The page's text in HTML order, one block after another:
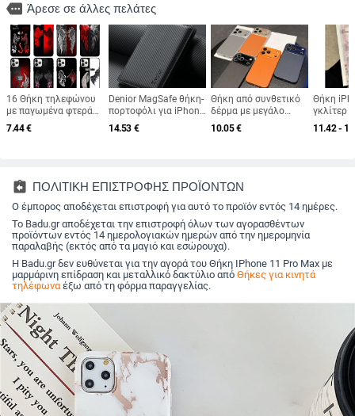
more Άρεσε σε άλλες πελάτες
16 Θήκη τηλεφώνου
με παγωμένα φτερά
αγγέλου για iPhone
15Pro Max με
πτώσεις 14
7.44€
Denior MagSafe θήκη-
πορτοφόλι για iPhone
12–16 — Χειροποίητο
συνθετικό δέρμα,
14.53 €
Θήκη από συνθετικό
δέρμα με μεγάλο
παράθυρο προβολής
για iPhone 15-17
θερμότητας,
αντιδακτυλικά
αποτυπώματα
10.05€
Θήκη
γκλίτερ
πτώσεις
11.42 -
assignment_return ΠΟΛΙΤΙΚΗ ΕΠΙΣΤΡΟΦΗΣ ΠΡΟΪΟΝΤΩΝ
Ο έμπορος αποδέχεται επιστροφή για αυτό το προϊόν εντός 14 ημέρες.
Το Badu.gr αποδέχεται την επιστροφή όλων των αγορασθέντων
προϊόντων εντός 14 ημερολογιακών ημερών από την ημερομηνία
παραλαβής (εκτός από τα μαγιό και εσώρουχα).
Η Badu.gr δεν ευθύνεται για την αγορά του Θήκη IPhone 11 Pro Max με
μαρμάρινη επίδραση και μεταλλικό δακτύλιο από Θήκες για κινητά
τηλέφωναέξω από τη φόρμα παραγγελίας.